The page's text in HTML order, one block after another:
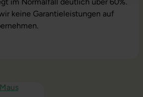
im Normalfall deutlich über 60%.
keine Garantieleistungen auf